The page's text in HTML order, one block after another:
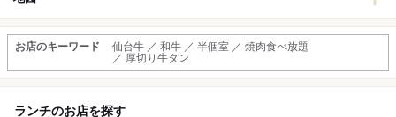
お店のキーワード
仙台牛 ／ 和牛 ／ 半個室 ／ 焼肉食べ放題
／ 厚切り牛タン
ランチのお店を探す